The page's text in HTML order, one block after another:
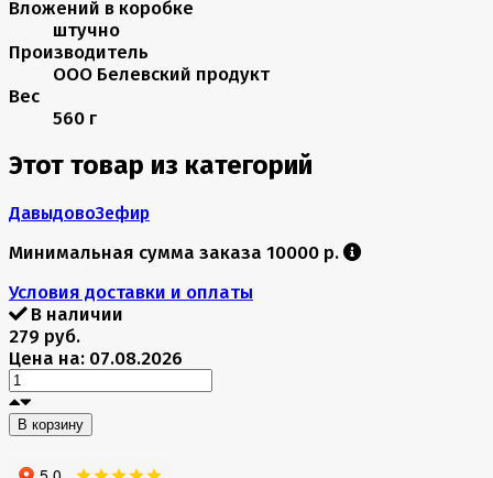
Вложений в коробке
штучно
Производитель
ООО Белевский продукт
Вес
560 г
Этот товар из категорий
ДавыдовоЗефир
Минимальная сумма заказа 10000 р.
Условия доставки и оплаты
В наличии
279 руб.
Цена на: 07.08.2026
В корзину